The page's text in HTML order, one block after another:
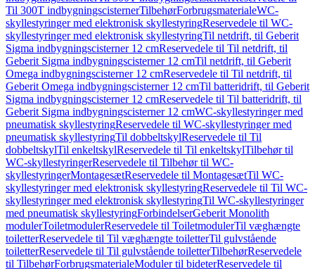
Til 300T indbygningscisternerTilbehørForbrugsmaterialeWC-
skyllestyringer med elektronisk skyllestyringReservedele til WC-
skyllestyringer med elektronisk skyllestyringTil netdrift, til Geberit
Sigma indbygningscisterner 12 cmReservedele til Til netdrift, til
Geberit Sigma indbygningscisterner 12 cmTil netdrift, til Geberit
Omega indbygningscisterner 12 cmReservedele til Til netdrift, til
Geberit Omega indbygningscisterner 12 cmTil batteridrift, til Geberit
Sigma indbygningscisterner 12 cmReservedele til Til batteridrift, til
Geberit Sigma indbygningscisterner 12 cmWC-skyllestyringer med
pneumatisk skyllestyringReservedele til WC-skyllestyringer med
pneumatisk skyllestyringTil dobbeltskylReservedele til Til
dobbeltskylTil enkeltskylReservedele til Til enkeltskylTilbehør til
WC-skyllestyringerReservedele til Tilbehør til WC-
skyllestyringerMontagesætReservedele til MontagesætTil WC-
skyllestyringer med elektronisk skyllestyringReservedele til Til WC-
skyllestyringer med elektronisk skyllestyringTil WC-skyllestyringer
med pneumatisk skyllestyringForbindelserGeberit Monolith
modulerToiletmodulerReservedele til ToiletmodulerTil væghængte
toiletterReservedele til Til væghængte toiletterTil gulvstående
toiletterReservedele til Til gulvstående toiletterTilbehørReservedele
til TilbehørForbrugsmaterialeModuler til bideterReservedele til